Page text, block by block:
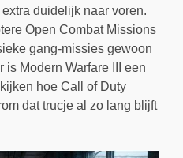
duidelijk naar voren.
Open Combat Missions
gang-missies gewoon
is Modern Warfare III een
hoe Call of Duty
dat trucje al zo lang blijft